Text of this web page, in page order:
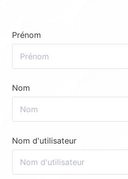
Prénom
Nom
Nom d'utilisateur